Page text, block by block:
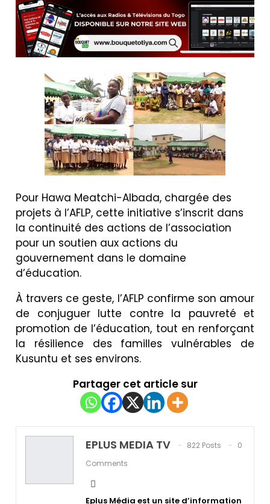
Pour Hawa Meatchi-Albada, chargée des
projets à l’AFLP, cette initiative s’inscrit dans
la continuité des actions de l’association
pour un soutien aux actions du
gouvernement dans le domaine
d’éducation.
À travers ce geste, l’AFLP confirme son amour
de conjuguer lutte contre la pauvreté et
promotion de l’éducation, tout en renforçant
la résilience des familles vulnérables de
Kusuntu et ses environs.
Partager cet article sur
EPLUS MEDIA TV 822 Posts
0
Comments
Eplus Média est un site d’information